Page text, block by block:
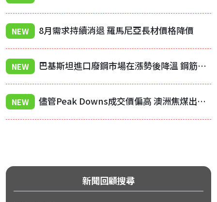
NEW 8月需求持續消退 羅馬尼亞長材價格降價
NEW 巴基斯坦進口廢鋼市場在漲勢後降溫 鋼筋廠調漲價格
NEW 儘管Peak Downs成交價偏高 澳洲焦煤出口價格仍持續承壓
新聞回顧搜尋